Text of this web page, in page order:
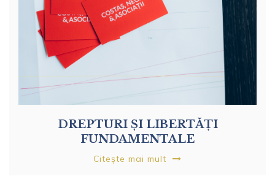
DREPTURI ȘI LIBERTĂȚI
FUNDAMENTALE
Citește mai mult